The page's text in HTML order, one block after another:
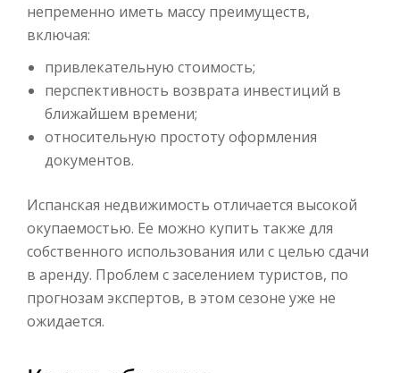
непременно иметь массу преимуществ,
включая:
привлекательную стоимость;
перспективность возврата инвестиций в
ближайшем времени;
относительную простоту оформления
документов.
Испанская недвижимость отличается высокой
окупаемостью. Ее можно купить также для
собственного использования или с целью сдачи
в аренду. Проблем с заселением туристов, по
прогнозам экспертов, в этом сезоне уже не
ожидается.